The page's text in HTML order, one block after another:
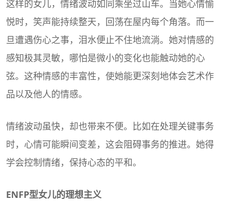
这样的女儿，情绪波动如同乘坐过山车。当她心情愉
悦时，笑声能持续整天，回荡在屋内每个角落。而一
旦遭遇伤心之事，泪水便止不住地流淌。她对情感的
感知极其灵敏，哪怕是微小的变化也能触动她的心
弦。这种情感的丰富性，使她能更深刻地体会艺术作
品以及他人的情感。
情绪波动虽快，却也带来不便。比如在处理关键事务
时，心情可能瞬间变差，这会阻碍事务的推进。她得
学会控制情绪，保持心态的平和。
ENFP型女儿的理想主义